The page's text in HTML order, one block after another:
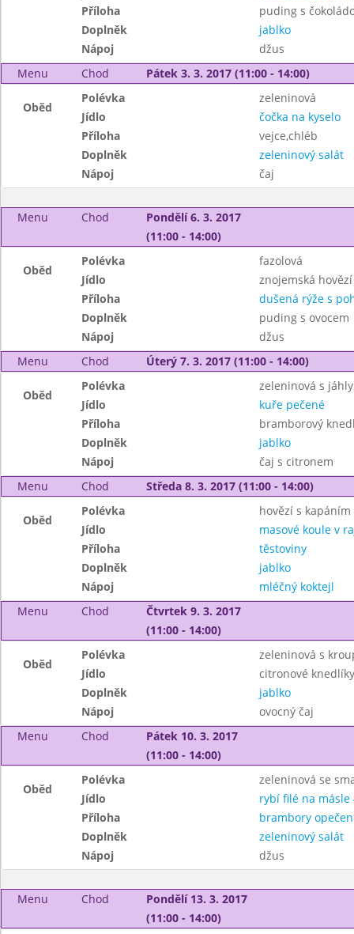
Příloha
puding s
Doplněk
jablko
Nápoj
džus
Menu
Chod Pátek 3. 3. 2017 (11:00 - 14:00)
Oběd
Polévka
zeleninová
Jídlo
čočka na kyselo
Příloha
vejce,chléb
Doplněk
zeleninový salát
Nápoj
čaj
Menu Chod
Pondělí 6. 3. 2017
(11:00 - 14:00)
Oběd
Polévka
fazolová
Jídlo
znojemská
Příloha
dušená rýže s
Doplněk
puding s ovocem
Nápoj
džus
Menu
Chod Úterý 7. 3. 2017 (11:00 - 14:00)
Oběd
Polévka
zeleninová s
Jídlo
kuře pečené
Příloha
bramborový
Doplněk
jablko
Nápoj
čaj s citronem
Menu
Chod Středa 8. 3. 2017 (11:00 - 14:00)
Oběd
Polévka
hovězí s kapáním
Jídlo
masové koule v
Příloha
těstoviny
Doplněk
jablko
Nápoj
mléčný koktejl
Menu
Chod
Čtvrtek 9. 3. 2017
(11:00 - 14:00)
Oběd
Polévka
zeleninová s
Jídlo
citronové
Doplněk
jablko
Nápoj
ovocný čaj
Menu
Chod
Pátek 10. 3. 2017
(11:00 - 14:00)
Oběd
Polévka
zeleninová se
Jídlo
rybí filé na másle
Příloha
brambory
Doplněk
zeleninový salát
Nápoj
džus
Menu Chod
Pondělí 13. 3. 2017
(11:00 - 14:00)